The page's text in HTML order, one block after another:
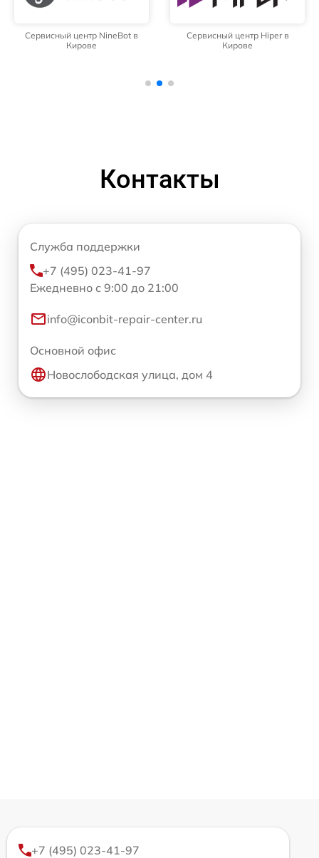
Сервисный центр NineBot в
Кирове
Сервисный центр Hiper в
Кирове
Контакты
Служба поддержки
+7 (495) 023-41-97
Ежедневно с 9:00 до 21:00
info@iconbit-repair-center.ru
Основной офис
Новослободская улица, дом 4
+7 (495) 023-41-97